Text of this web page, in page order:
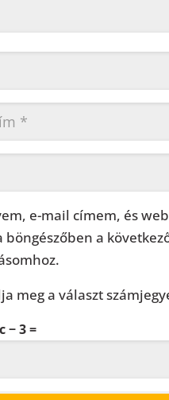
e-mail címem, és
böngészőben a
meg a választ
− 3 =